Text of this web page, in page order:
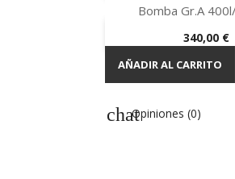
AÑADIR AL CARRITO
 Vista
Bomba Gr.A
Precio
340,00 €
AÑADIR AL CARRITO
Opiniones (0)